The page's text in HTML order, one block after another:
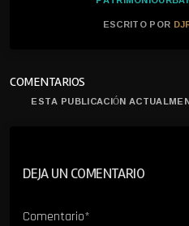
ESCRITO POR
COMENTARIOS
ESTA PUBLICACIÓN
DEJA UN COMENTARIO
Comentario*